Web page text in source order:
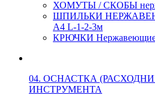
ХОМУТЫ / СКОБЫ
ШПИЛЬКИ
А4 L-1-2-3м
КРЮЧКИ
04. ОСНАСТКА
ИНСТРУМЕНТА